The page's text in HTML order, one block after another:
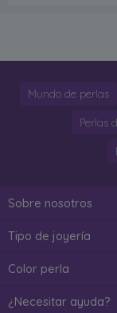
Mundo de perlas
Perlas
Sobre nosotros
Tipo de joyería
Color perla
¿Necesitar ayuda?